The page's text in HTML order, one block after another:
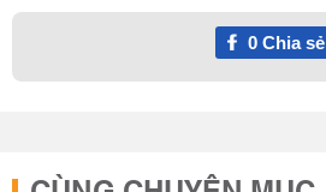
0Chia sẻ